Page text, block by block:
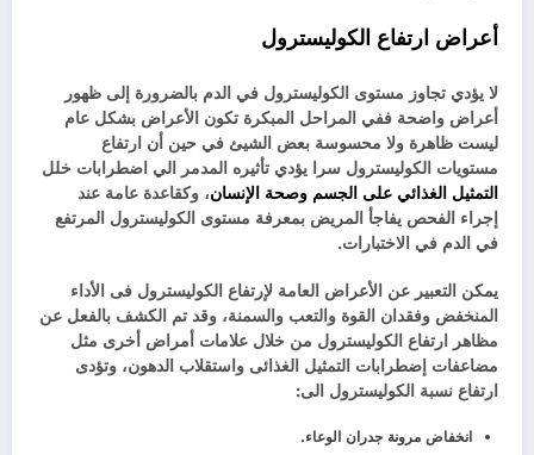
أعراض ارتفاع الكوليسترول
لا يؤدي تجاوز مستوى الكوليسترول في الدم بالضرورة إلى ظهور
أعراض واضحة ففي المراحل المبكرة تكون الأعراض بشكل عام
ليست ظاهرة ولا محسوسة بعض الشيئ في حين أن ارتفاع
مستويات الكوليسترول سرا يؤدي تأثيره المدمر الي اضطرابات خلل
التمثيل الغذائي على الجسم وصحة الإنسان، وكقاعدة عامة عند
إجراء الفحص يفاجأ المريض بمعرفة مستوى الكوليسترول المرتفع
في الدم في الاختبارات.
يمكن التعبير عن الأعراض العامة لإرتفاع الكوليسترول فى الأداء
المنخفض وفقدان القوة والتعب والسمنة، وقد تم الكشف بالفعل عن
مظاهر ارتفاع الكوليسترول من خلال علامات أمراض أخرى مثل
مضاعفات إضطرابات التمثيل الغذائى واستقلاب الدهون، وتؤدى
ارتفاع نسبة الكوليسترول الى:
انخفاض مرونة جدران الوعاء.